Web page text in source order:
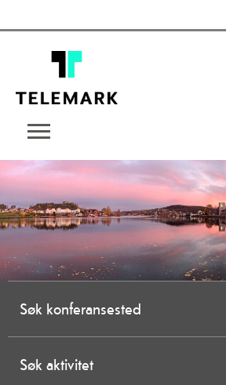
Søk konferansested
Søk aktivitet